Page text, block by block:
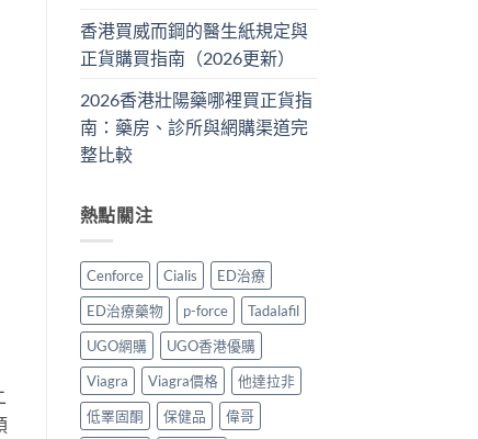
香港買威而鋼的醫生紙規定與
正貨購買指南（2026更新）
2026香港壯陽藥哪裡買正貨指
南：藥房、診所與網購渠道完
整比較
熱點關注
Cenforce Cialis
ED治療
ED治療藥物
p-force
Tadalafil
UGO網購
UGO香港優購
Viagra
Viagra價格
他達拉非
低睪固酮
保健品
偉哥